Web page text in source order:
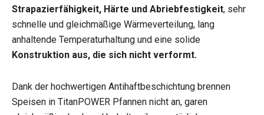
Strapazierfähigkeit, Härte und Abriebfestigkeit, sehr
schnelle und gleichmäßige Wärmeverteilung, lang
anhaltende Temperaturhaltung und eine solide
Konstruktion aus, die sich nicht verformt.
Dank der hochwertigen Antihaftbeschichtung brennen
Speisen in TitanPOWER Pfannen nicht an, garen